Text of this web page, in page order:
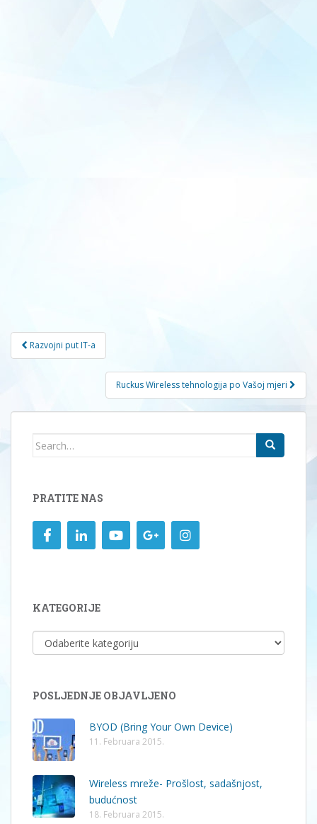
Navigacija
članaka
Razvojni put IT-a
Ruckus Wireless tehnologija po Vašoj mjeri
Search
PRATITE NAS
KATEGORIJE
KATEGORIJE
POSLJEDNJE OBJAVLJENO
BYOD (Bring Your Own Device)
11. Februara 2015.
Wireless mreže- Prošlost, sadašnjost,
budućnost
18. Februara 2015.